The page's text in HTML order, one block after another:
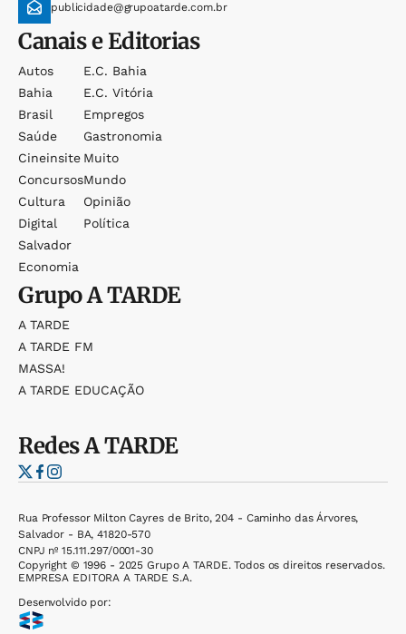
publicidade@grupoatarde.com.br
Canais e Editorias
Autos
Bahia
Brasil
Saúde
Cineinsite
Concursos
Cultura
Digital
Salvador
Economia
E.c. Bahia
E.c. Vitória
Empregos
Gastronomia
Muito
Mundo
Opinião
Política
GrupoA TARDE
A TARDE
A TARDE FM
MASSA!
A TARDE EDUCAÇÃO
RedesA TARDE
Rua Professor Milton Cayres de Brito, 204 - Caminho das Árvores,
Salvador - BA, 41820-570
CNPJ nº 15.111.297/0001-30
Copyright © 1996 - 2025 Grupo A TARDE. Todos os direitos reservados.
EMPRESA EDITORA A TARDE S.A.
Desenvolvido por: